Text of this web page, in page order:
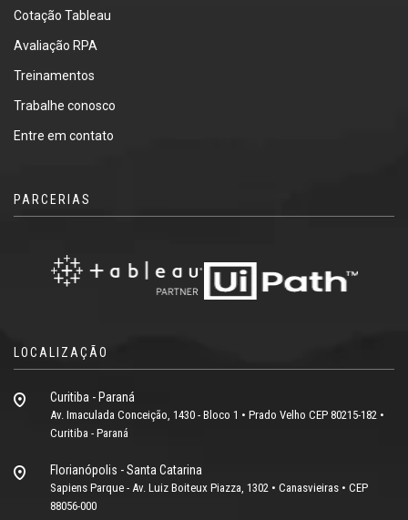
Cotação Tableau
Avaliação RPA
Treinamentos
Trabalhe conosco
Entre em contato
PARCERIAS
LOCALIZAÇÃO
Curitiba - Paraná
Av. Imaculada Conceição, 1430 - Bloco 1 • Prado Velho CEP 80215-182 •
Curitiba - Paraná
Florianópolis - Santa Catarina
Sapiens Parque - Av. Luiz Boiteux Piazza, 1302 • Canasvieiras • CEP
88056-000